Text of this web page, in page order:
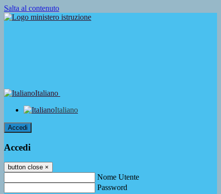
Salta al contenuto
Italiano
Italiano
Accedi
Accedi
button close ×
Nome Utente
Password